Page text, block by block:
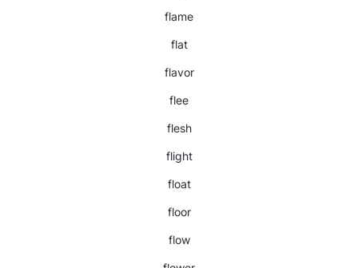
flame
flat
flavor
flee
flesh
flight
float
floor
flow